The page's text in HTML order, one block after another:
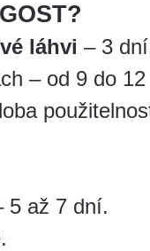
láhvi – 3
– od 9 do
5 až 7 dní.